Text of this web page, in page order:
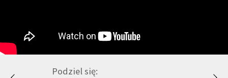
Podziel się: